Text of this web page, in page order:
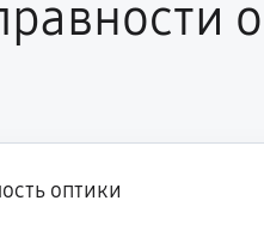
оптики